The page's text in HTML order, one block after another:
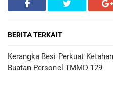
BERITA TERKAIT
Kerangka Besi Perkuat
Buatan Personel TMMD 129